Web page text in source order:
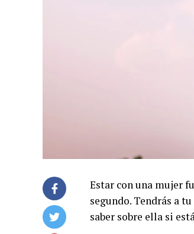
Estar con una mujer
segundo. Tendrás a
saber sobre ella si